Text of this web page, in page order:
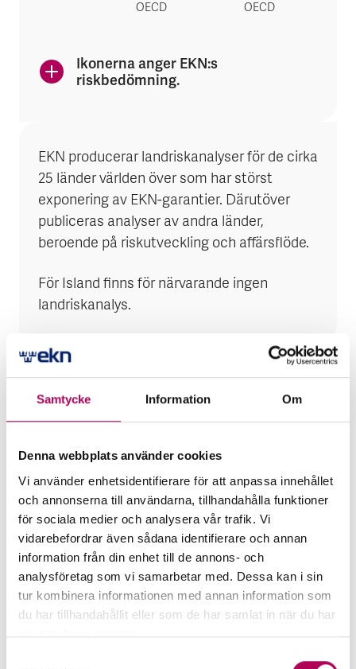
Samtycke Information Om
Denna webbplats använder cookies
Vi använder enhetsidentifierare för att anpassa innehållet
och annonserna till användarna, tillhandahålla funktioner
för sociala medier och analysera vår trafik. Vi
vidarebefordrar även sådana identifierare och annan
information från din enhet till de annons- och
analysföretag som vi samarbetar med. Dessa kan i sin
tur kombinera informationen med annan information som
du har tillhandahållit eller som de har samlat in när du har
använt deras tjänster.
OECD
OECD
Ikonerna anger EKN:s
riskbedömning.
EKN producerar landriskanalyser för de cirka
25 länder världen över som har störst
exponering av EKN-garantier. Därutöver
publiceras analyser av andra länder,
beroende på riskutveckling och affärsflöde.
För Island finns för närvarande ingen
landriskanalys.
Mer för dig som vill exportera
till Island